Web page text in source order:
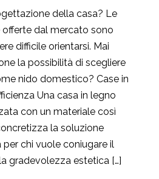
della casa? Le
dal mercato sono
difficile orientarsi. Mai
la possibilità di scegliere
nido domestico? Case in
Una casa in legno
con un materiale così
la soluzione
chi vuole coniugare il
gradevolezza estetica […]